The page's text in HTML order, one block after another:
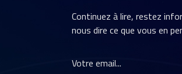
Continuez à lire, restez
nous dire ce que vous en